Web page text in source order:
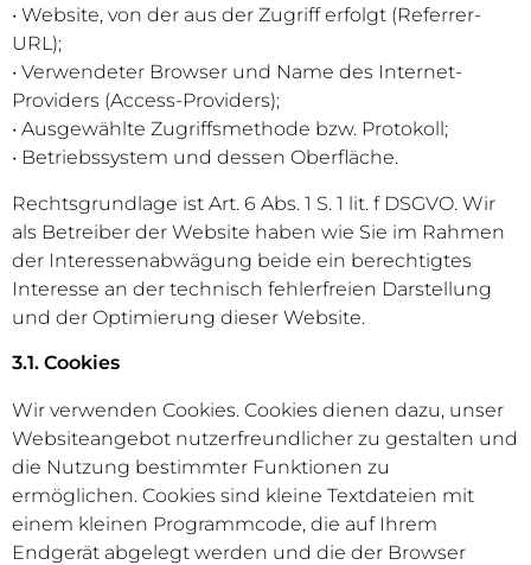
• Website, von der aus der Zugriff erfolgt (Referrer-
URL);
• Verwendeter Browser und Name des Internet-
Providers (Access-Providers);
• Ausgewählte Zugriffsmethode bzw. Protokoll;
• Betriebssystem und dessen Oberfläche.
Rechtsgrundlage ist Art. 6 Abs. 1 S. 1 lit. f DSGVO. Wir
als Betreiber der Website haben wie Sie im Rahmen
der Interessenabwägung beide ein berechtigtes
Interesse an der technisch fehlerfreien Darstellung
und der Optimierung dieser Website.
3.1. Cookies
Wir verwenden Cookies. Cookies dienen dazu, unser
Websiteangebot nutzerfreundlicher zu gestalten und
die Nutzung bestimmter Funktionen zu
ermöglichen. Cookies sind kleine Textdateien mit
einem kleinen Programmcode, die auf Ihrem
Endgerät abgelegt werden und die der Browser